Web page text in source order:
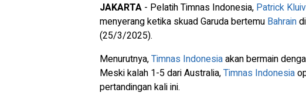
JAKARTA - Pelatih Timnas Indonesia, Patrick
menyerang ketika skuad Garuda bertemu Bahrain
(25/3/2025).
Menurutnya,Timnas Indonesiaakan bermain
Meski kalah 1-5 dari Australia,Timnas Indonesia
pertandingan kali ini.